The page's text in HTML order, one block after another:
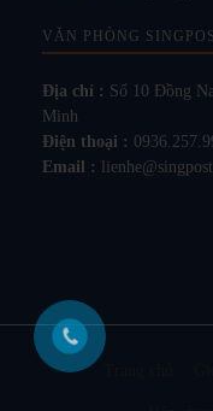
VĂN PHÒNG
Địa chỉ : Số 10 Đồng
Minh
Điện thoại :
Email :